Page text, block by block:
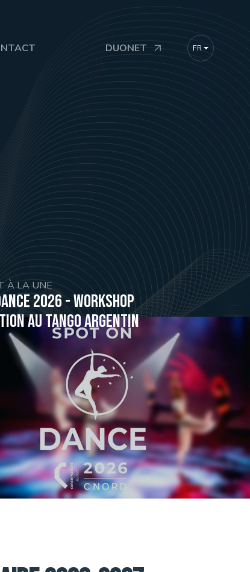
DUONET FR
À LA UNE
2026 - Workshop
au tango argentin